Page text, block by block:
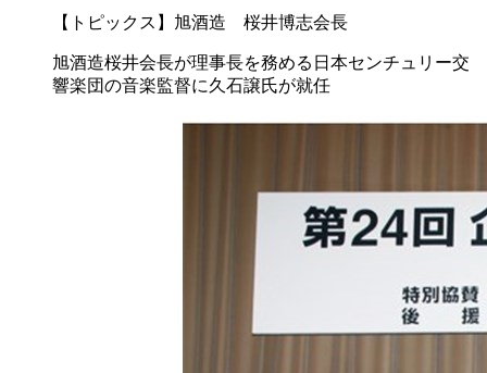
【トピックス】旭酒造 桜井博志会長
旭酒造桜井会長が理事長を務める日本センチュリー交
響楽団の音楽監督に久石譲氏が就任